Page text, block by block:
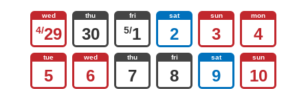
wed
4/29
thu
30
fri
5/1
sat
2
sun
3
mon
4
tue
5
wed
6
thu
7
fri
8
sat
9
sun
10